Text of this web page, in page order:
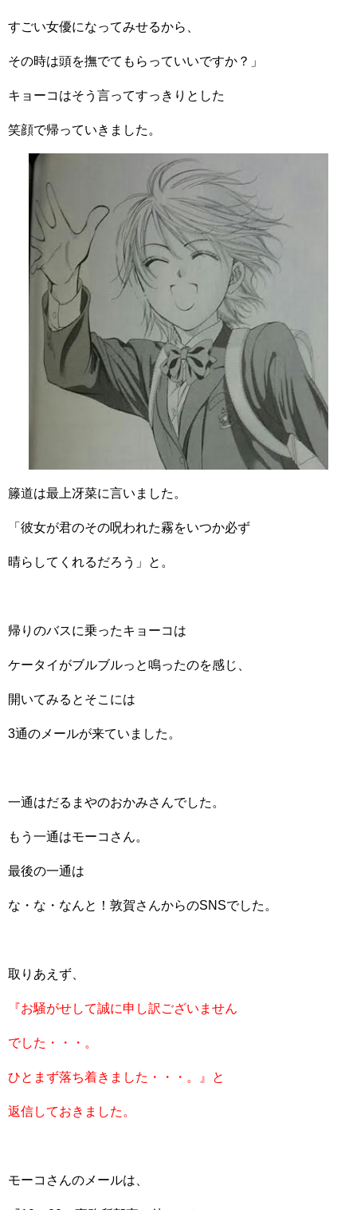
すごい女優になってみせるから、
その時は頭を撫でてもらっていいですか？」
キョーコはそう言ってすっきりとした
笑顔で帰っていきました。
籐道は最上冴菜に言いました。
「彼女が君のその呪われた霧をいつか必ず
晴らしてくれるだろう」と。
帰りのバスに乗ったキョーコは
ケータイがブルブルっと鳴ったのを感じ、
開いてみるとそこには
3通のメールが来ていました。
一通はだるまやのおかみさんでした。
もう一通はモーコさん。
最後の一通は
な・な・なんと！敦賀さんからのSNSでした。
取りあえず、
『お騒がせして誠に申し訳ございません
でした・・・。
ひとまず落ち着きました・・・。』と
返信しておきました。
モーコさんのメールは、